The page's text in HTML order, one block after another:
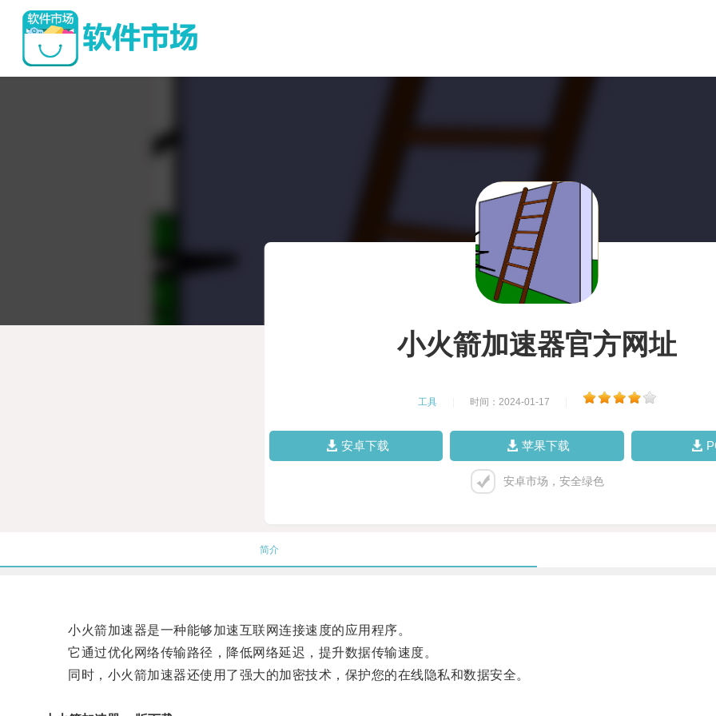
小火箭加速器官方网址
工具 时间：2024-01-17
安卓下载 苹果下载
安卓市场，安全绿色
简介
小火箭加速器是一种能够加速互联网连接速度的应用程序。
它通过优化网络传输路径，降低网络延迟，提升数据传输速度。
同时，小火箭加速器还使用了强大的加密技术，保护您的在线隐私和数据安全。